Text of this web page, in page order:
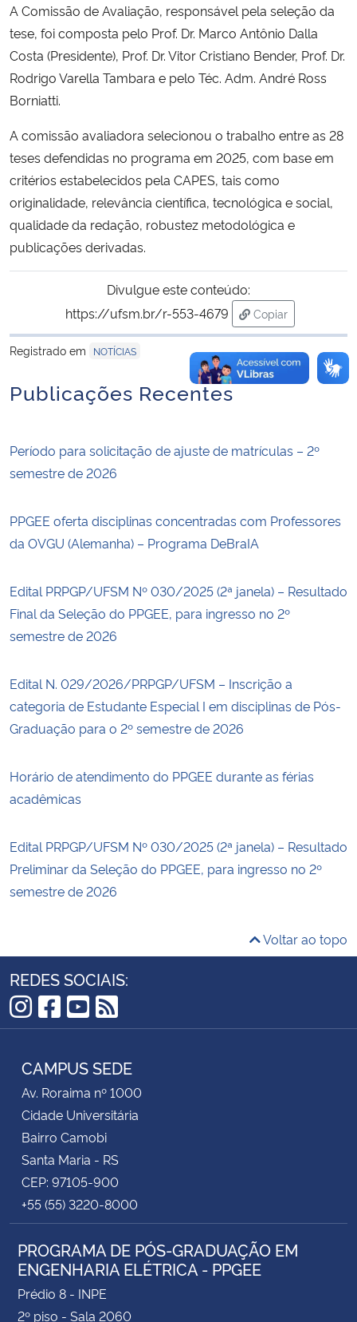
Gabinete de Segurança Institucional
Advocacia-Geral da União
Banco Central do Brasil
Planalto
A Comissão de Avaliação, responsável pela seleção da
tese, foi composta pelo Prof. Dr. Marco Antônio Dalla
Costa (Presidente), Prof. Dr. Vitor Cristiano Bender, Prof. Dr.
Rodrigo Varella Tambara e pelo Téc. Adm. André Ross
Borniatti.
A comissão avaliadora selecionou o trabalho entre as 28
teses defendidas no programa em 2025, com base em
critérios estabelecidos pela CAPES, tais como
originalidade, relevância científica, tecnológica e social,
qualidade da redação, robustez metodológica e
publicações derivadas.
Divulgue este conteúdo:
https://ufsm.br/r-553-4679
Copiar
para área de
Registrado em
NOTÍCIAS
Publicações Recentes
Período para solicitação de ajuste de matrículas – 2º
semestre de 2026
PPGEE oferta disciplinas concentradas com Professores
da OVGU (Alemanha) – Programa DeBraIA
Edital PRPGP/UFSM Nº 030/2025 (2ª janela) – Resultado
Final da Seleção do PPGEE, para ingresso no 2º
semestre de 2026
Edital N. 029/2026/PRPGP/UFSM – Inscrição a
categoria de Estudante Especial I em disciplinas de Pós-
Graduação para o 2º semestre de 2026
Horário de atendimento do PPGEE durante as férias
acadêmicas
Edital PRPGP/UFSM Nº 030/2025 (2ª janela) – Resultado
Preliminar da Seleção do PPGEE, para ingresso no 2º
semestre de 2026
Voltar ao topo
REDES SOCIAIS:
Instagram
Facebook
YouTube
RSS
CAMPUS SEDE
Av. Roraima nº 1000
Cidade Universitária
Bairro Camobi
Santa Maria - RS
CEP: 97105-900
+55 (55) 3220-8000
PROGRAMA DE PÓS-GRADUAÇÃO EM
ENGENHARIA ELÉTRICA - PPGEE
Prédio 8 - INPE
2º piso - Sala 2060